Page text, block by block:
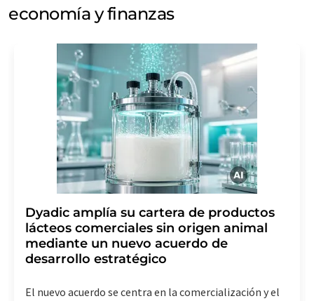
economía y finanzas
Dyadic amplía su cartera de productos
lácteos comerciales sin origen animal
mediante un nuevo acuerdo de
desarrollo estratégico
El nuevo acuerdo se centra en la comercialización y el